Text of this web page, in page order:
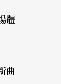
的
？
新曲